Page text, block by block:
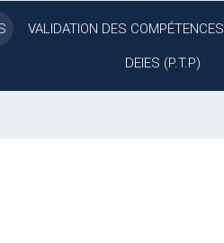
VALIDATION DES COMPÉTENCES
DEIES (P.T.P)